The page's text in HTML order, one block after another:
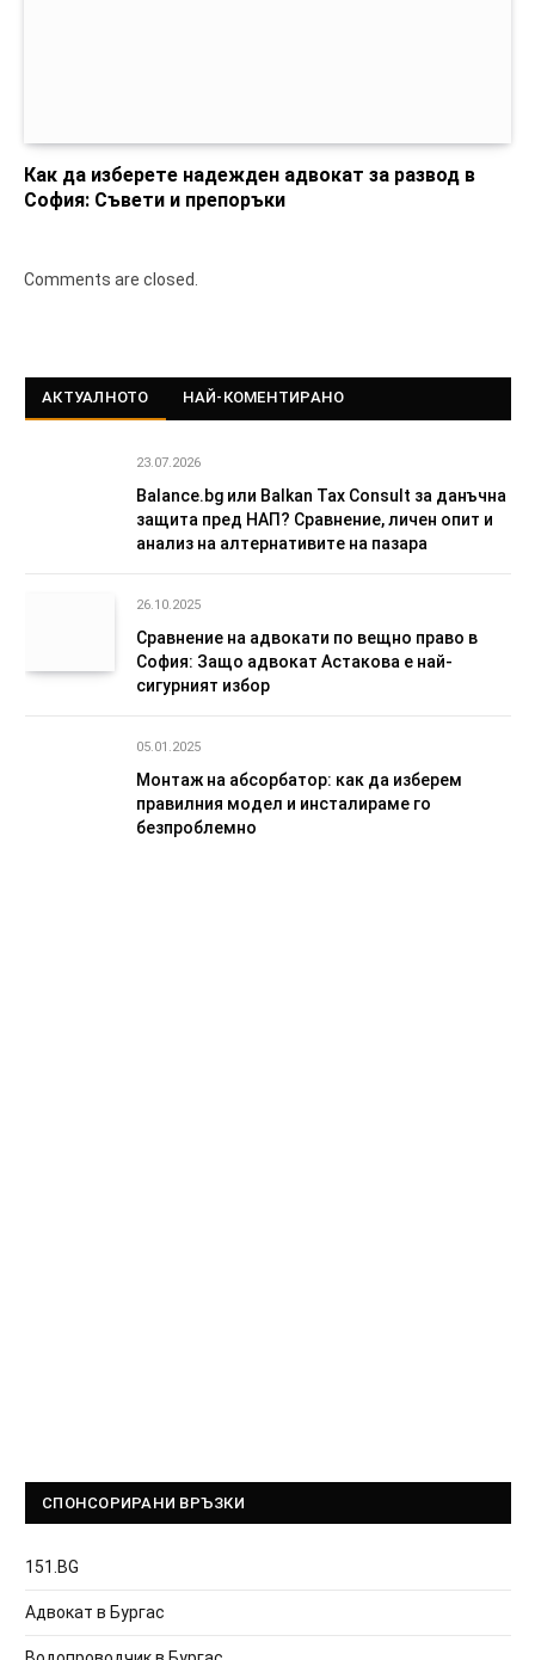
Как да изберете надежден адвокат за развод в
София: Съвети и препоръки
Comments are closed.
АКТУАЛНОТО НАЙ-КОМЕНТИРАНО
23.07.2026
Balance.bg или Balkan Tax Consult за данъчна
защита пред НАП? Сравнение, личен опит и
анализ на алтернативите на пазара
26.10.2025
Сравнение на адвокати по вещно право в
София: Защо адвокат Астакова е най-
сигурният избор
05.01.2025
Монтаж на абсорбатор: как да изберем
правилния модел и инсталираме го
безпроблемно
СПОНСОРИРАНИ ВРЪЗКИ
151.BG
Адвокат в Бургас